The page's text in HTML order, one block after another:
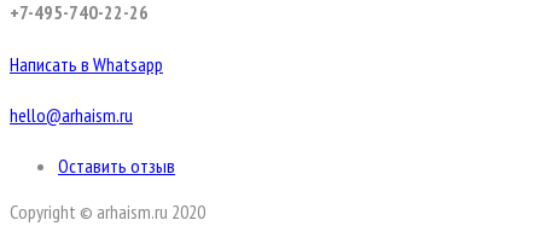
+7-495-740-22-26
Написать в Whatsapp
hello@arhaism.ru
Оставить отзыв
Copyright © arhaism.ru 2020